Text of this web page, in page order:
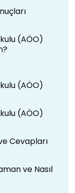
(AÖO)
(AÖO)
(AÖO)
Cevapları
ve Nasıl